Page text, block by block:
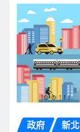
政府 新北